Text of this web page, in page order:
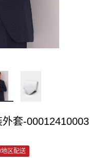
套-00012410003
地区配送